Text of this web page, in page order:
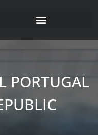
PORTUGAL